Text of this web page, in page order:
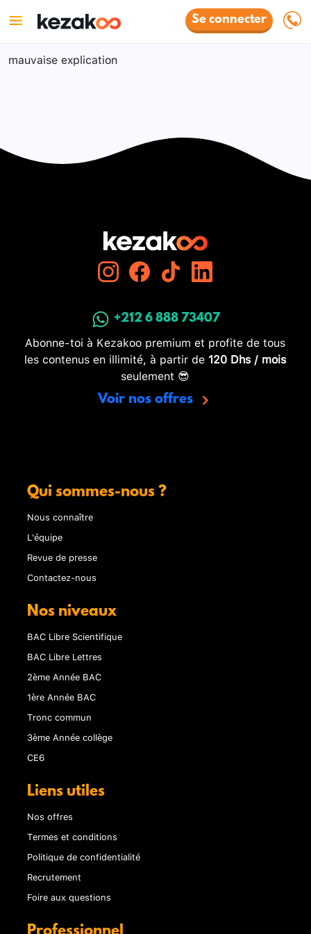
Se connecter
mauvaise explication
+212 6 888 73407
Abonne-toi à Kezakoo premium et profite de tous
les contenus en illimité, à partir de 120 Dhs / mois
seulement 😎
Voir nos offres
Qui sommes-nous ?
Nous connaître
L'équipe
Revue de presse
Contactez-nous
Nos niveaux
BAC Libre Scientifique
BAC Libre Lettres
2ème Année BAC
1ère Année BAC
Tronc commun
3ème Année collège
CE6
Liens utiles
Nos offres
Termes et conditions
Politique de confidentialité
Recrutement
Foire aux questions